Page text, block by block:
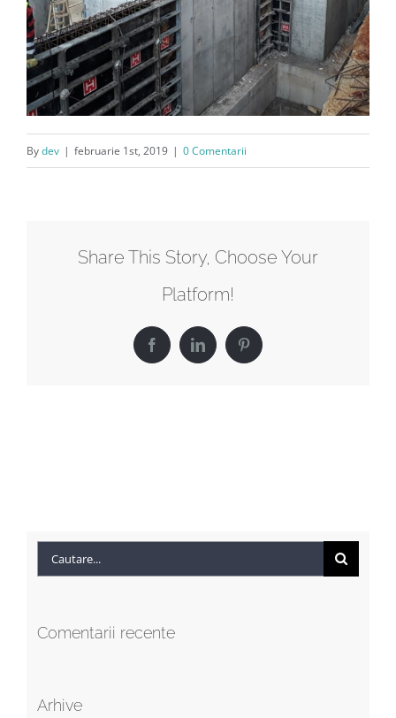
Bydev | februarie 1st, 2019 | 0 Comentarii
Share This Story, Choose Your
Platform!
FacebookLinkedInPinterest
Cautare...
Comentarii recente
Arhive